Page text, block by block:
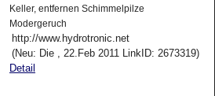
Keller, entfernen Schimmelpilze
Modergeruch
http://www.hydrotronic.net
(Neu: Die , 22.Feb 2011 LinkID: 2673319)
Detail